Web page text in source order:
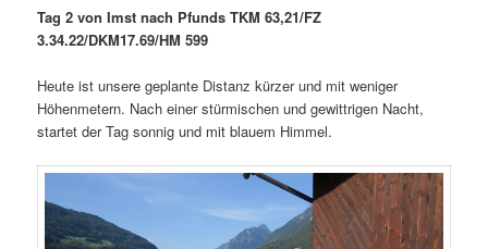
Tag 2 von Imst nach Pfunds TKM 63,21/FZ
3.34.22/DKM17.69/HM 599
Heute ist unsere geplante Distanz kürzer und mit weniger
Höhenmetern. Nach einer stürmischen und gewittrigen Nacht,
startet der Tag sonnig und mit blauem Himmel.